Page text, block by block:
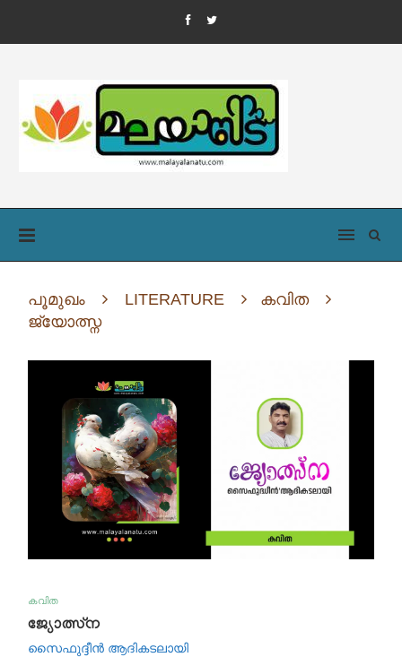
പൂമുഖം LITERATURE
കവിത
ജ്യോത്സ്ന
കവിത
ജ്യോത്സ്ന
സൈഫുദ്ദീൻ ആദികടലായി